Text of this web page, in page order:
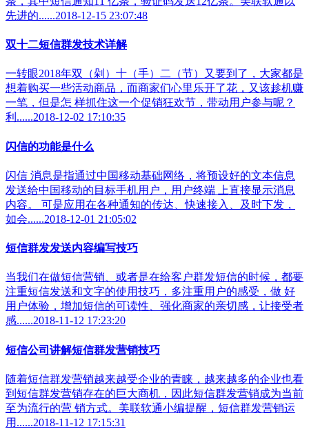
先进的......2018-12-15 23:07:48
双十二短信群发技术详解
一转眼2018年双（剁）十（手）二（节）又要到了，大家都是
想着购买一些活动商品，而商家们心里乐开了花，又该趁机赚
一笔，但是怎 样抓住这一个促销狂欢节，带动用户参与呢？
利......2018-12-02 17:10:35
闪信的功能是什么
闪信 消息是指通过中国移动基础网络，将预设好的文本信息
发送给中国移动的目标手机用户，用户终端 上直接显示消息
内容。 可是应用在各种通知的传达、快速接入、及时下发，
如会......2018-12-01 21:05:02
短信群发发送内容编写技巧
当我们在做短信营销、或者是在给客户群发短信的时候，都要
注重短信发送和文字的使用技巧，多注重用户的感受，做 好
用户体验，增加短信的可读性、强化商家的亲切感，让接受者
感......2018-11-12 17:23:20
短信公司讲解短信群发营销技巧
随着短信群发营销越来越受企业的青睐，越来越多的企业也看
到短信群发营销存在的巨大商机，因此短信群发营销成为当前
至为流行的营 销方式。美联软通小编提醒，短信群发营销运
用......2018-11-12 17:15:31